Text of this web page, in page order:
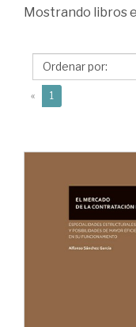
Sánchez
Alfonso
Mostrando libros
« 1